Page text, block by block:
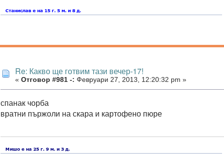
Re: Какво ще готвим тази вечер-17!
« Отговор #981 -: Февруари 27, 2013, 12:20:32 pm »
спанак чорба
вратни пържоли на скара и картофено пюре